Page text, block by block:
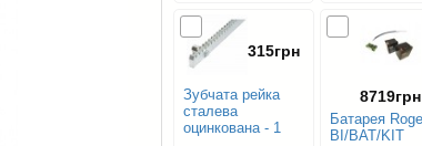
Зубчата рейка
сталева
оцинкована - 1
315грн
Батарея
BI/BAT/KIT
8719грн